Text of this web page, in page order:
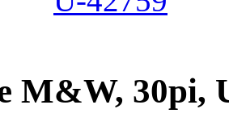
M&W, 30pi,